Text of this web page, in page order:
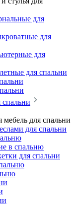
для
для
для
для спальни
спальни
мебель для спальни
для спальни
в спальню
для спальни